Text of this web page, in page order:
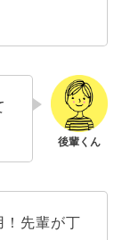
！先輩が丁